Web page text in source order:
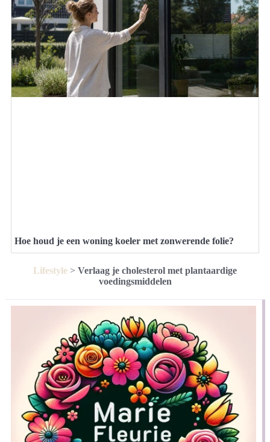
Hoe houd je een woning koeler met zonwerende folie?
Lifestyle > Verlaag je cholesterol met plantaardige
voedingsmiddelen